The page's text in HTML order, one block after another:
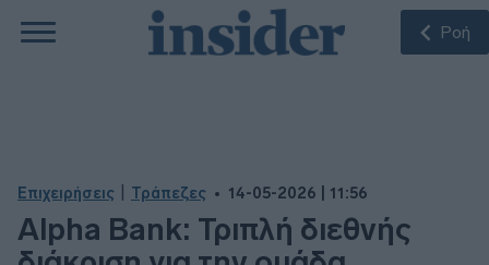
Ροή
Επιχειρήσεις Τράπεζες 14-05-2026 | 11:56
Alpha Bank: Τριπλή διεθνής